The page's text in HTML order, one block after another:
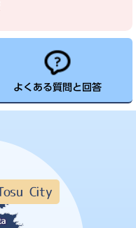
よくある質問と回答